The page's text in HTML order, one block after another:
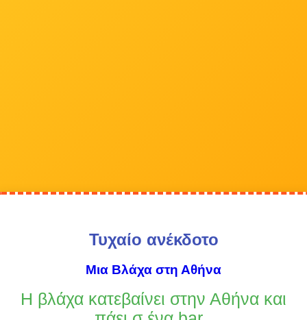
Τυχαίο ανέκδοτο
Μια Βλάχα στη Αθήνα
Η βλάχα κατεβαίνει στην Αθήνα και